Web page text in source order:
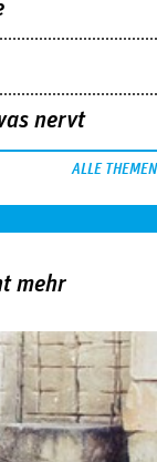
nervt
ALLE THEMEN
mehr